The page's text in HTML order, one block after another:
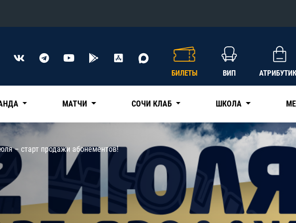
Конференция «Восток»
Нефтехимик
Трактор
Дивизион Чернышева
Адмирал
КХЛ
БИЛЕТЫ ВИП
МАТЧИ СОЧИ КЛАБ ШКОЛА
– старт продажи абонементов!